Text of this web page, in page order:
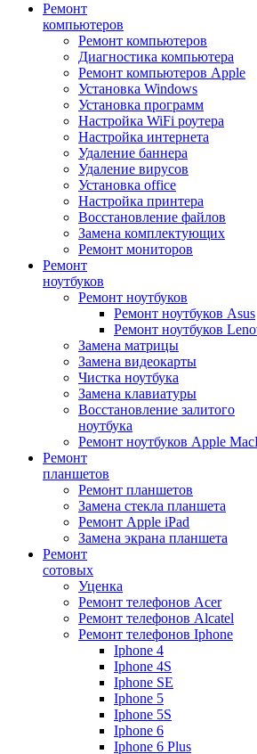
Ремонт
компьютеров
Ремонт компьютеров
Диагностика компьютера
Ремонт компьютеров Apple
Установка Windows
Установка программ
Настройка WiFi роутера
Настройка интернета
Удаление баннера
Удаление вирусов
Установка office
Настройка принтера
Восстановление файлов
Замена комплектующих
Ремонт мониторов
Ремонт
ноутбуков
Ремонт ноутбуков
Ремонт ноутбуков Asus
Ремонт ноутбуков
Замена матрицы
Замена видеокарты
Чистка ноутбука
Замена клавиатуры
Восстановление залитого
ноутбука
Ремонт ноутбуков Apple
Ремонт
планшетов
Ремонт планшетов
Замена стекла планшета
Ремонт Apple iPad
Замена экрана планшета
Ремонт
сотовых
Уценка
Ремонт телефонов Acer
Ремонт телефонов Alcatel
Ремонт телефонов Iphone
Iphone 4
Iphone 4S
Iphone SE
Iphone 5
Iphone 5S
Iphone 6
Iphone 6 Plus